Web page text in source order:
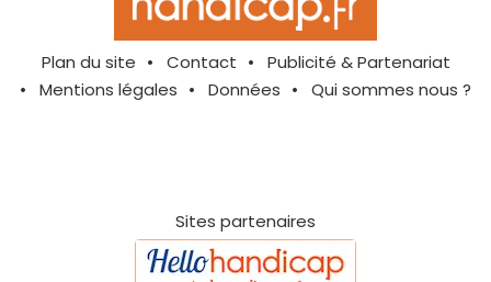
Plan du site Contact
Publicité & Partenariat
Mentions légales
Données Qui sommes nous ?
Sites partenaires